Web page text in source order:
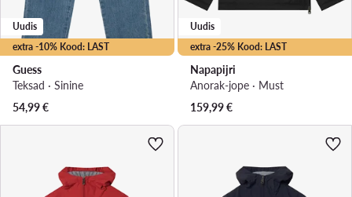
extra -10% Kood: LAST
Uudis
Guess
Teksad · Sinine
54,99€
extra -25% Kood: LAST
Uudis
Napapijri
Anorak-jope · Must
159,99€